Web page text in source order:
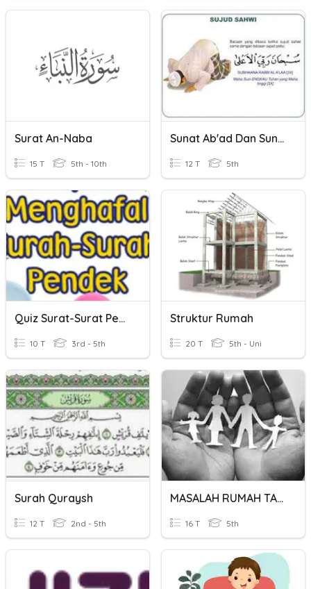
Surat An-Naba
15 T 5th - 10th
Sunat Ab'ad Dan Sunat Hai'at
12 T 5th
Quiz Surat-Surat Pendek
10 T 3rd - 5th
Struktur Rumah
20 T 5th - Uni
Surah Quraysh
12 T 2nd - 5th
MASALAH RUMAH TANGGA - NUSYUZ
16 T 5th